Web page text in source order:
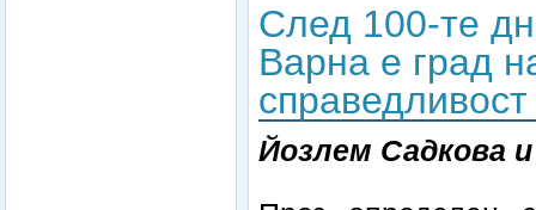
След 100-те
Варна е град
справедливост
Йозлем Садкова